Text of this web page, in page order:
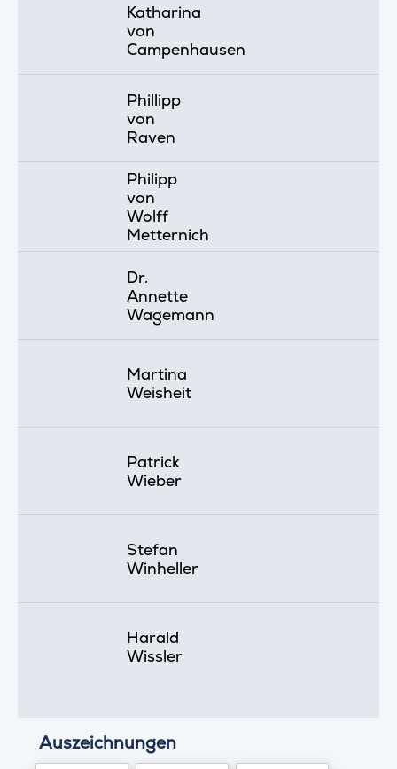
Katharina
von
Campenhausen
Phillipp
von
Raven
Philipp
von
Wolff
Metternich
Dr.
Annette
Wagemann
Martina
Weisheit
Patrick
Wieber
Stefan
Winheller
Harald
Wissler
Auszeichnungen